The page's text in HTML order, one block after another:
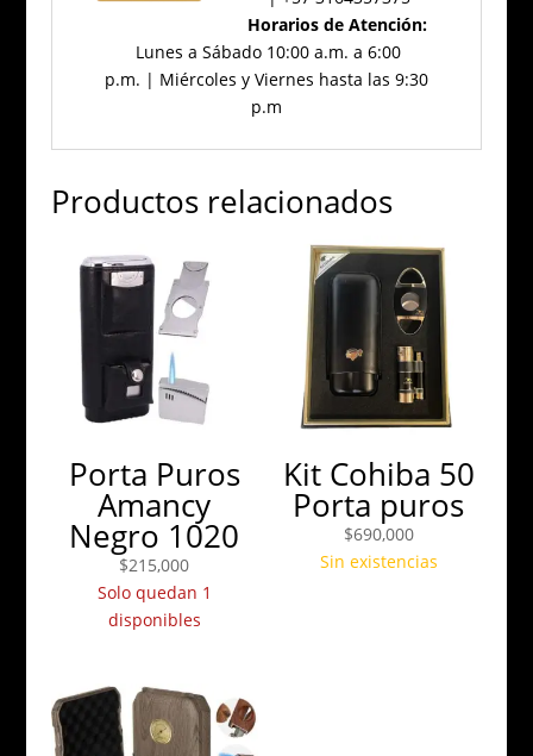
Horarios de Atención:
Lunes a Sábado 10:00 a.m. a 6:00
p.m. | Miércoles y Viernes hasta las 9:30
p.m
Productos relacionados
Porta Puros
Amancy
Negro 1020
$215,000
Solo quedan 1
disponibles
Kit Cohiba 50
Porta puros
$690,000
Sin existencias